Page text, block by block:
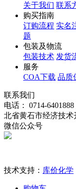
关于我们 联系
购买指南
订购流程 实名
题
包装及物流
包装技术 发货
服务
COA下载 品质
联系我们
电话： 0714-6401888
北省黄石市经济技术
微信公众号
技术支持： 库价化学